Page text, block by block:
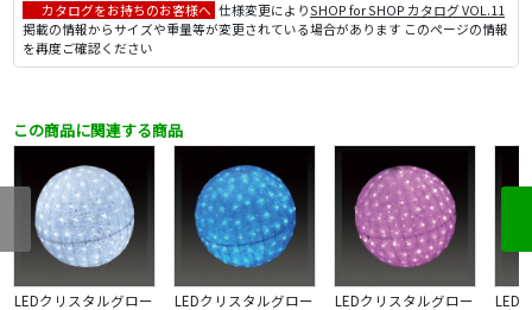
カタログをお持ちのお客様へ 仕様変更によりSHOP for SHOP カタログ VOL.11
掲載の情報からサイズや重量等が変更されている場合があります このページの情報
を再度ご確認ください
この商品に関連する商品
LEDクリスタルグロー LEDクリスタルグロー LEDクリスタルグロー LED